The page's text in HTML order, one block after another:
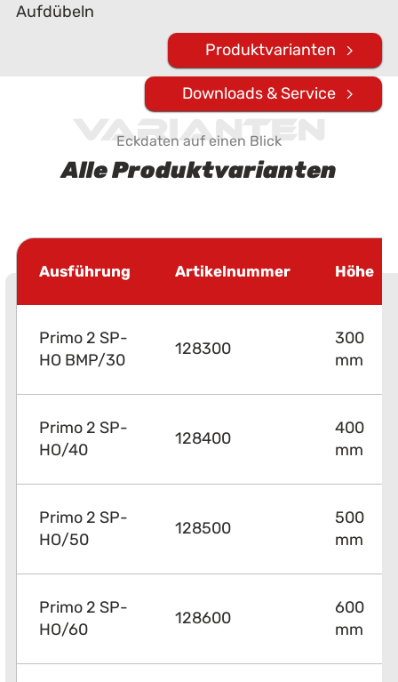
Aufdübeln
Produktvarianten
Downloads & Service
Varianten
Eckdaten auf einen Blick
Alle Produktvarianten
Ausführung Artikelnummer Höhe
Primo 2 SP-
HO BMP/30
128300
300
mm
Primo 2 SP-
HO/40
128400
400
mm
Primo 2 SP-
HO/50
128500
500
mm
Primo 2 SP-
HO/60
128600
600
mm